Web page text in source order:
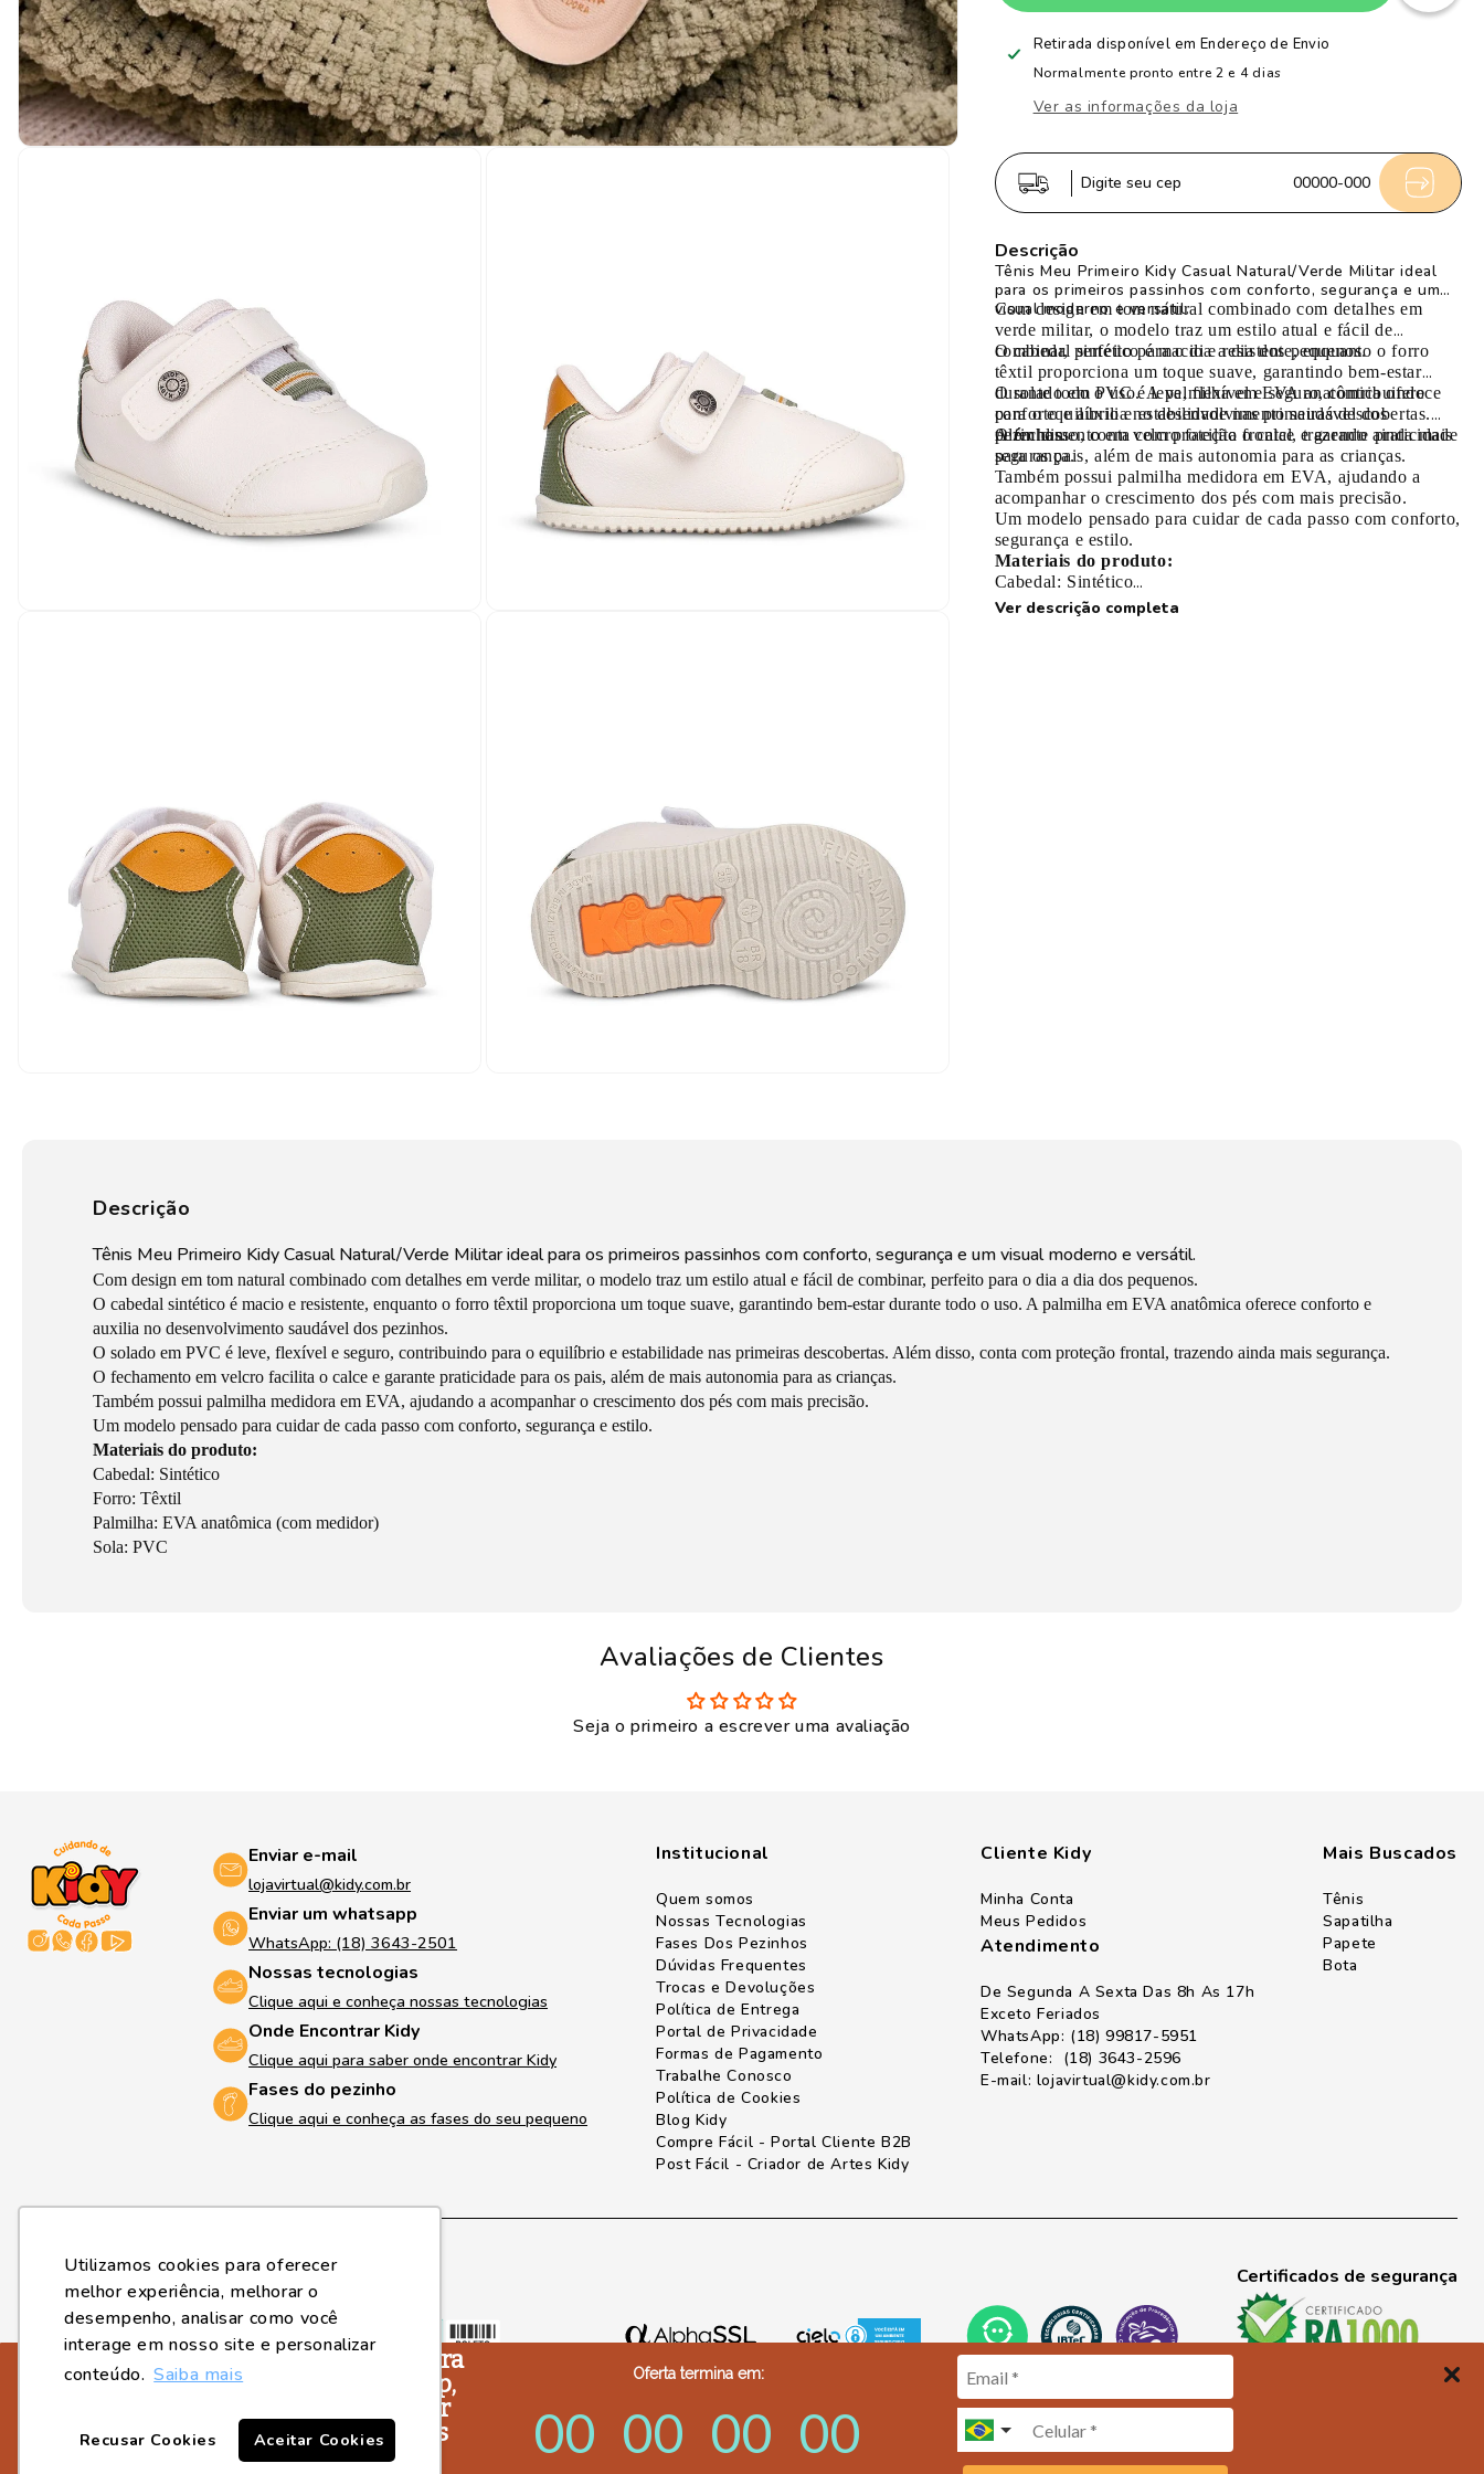
Você sabia que agora
a Kidy tem um App,
para você ficar por
dentro de todos os
lançamentos e
Oferta termina em:
00 00 00 00
Utilizamos cookies para oferecer
melhor experiência, melhorar o
desempenho, analisar como você
interage em nosso site e personalizar
conteúdo. Saiba mais
Recusar Cookies Aceitar Cookies
Tênis
Infantil
Menino
Casual
Bebê
Marfim
e
Militar
Tênis
Infantil
Menino
Casual
Bebê
Retirada disponível em Endereço de Envio
Normalmente pronto entre 2 e 4 dias
Ver as informações da loja
Digite seu cep 00000-000
Descrição
Tênis Meu Primeiro Kidy Casual Natural/Verde Militar ideal
para os primeiros passinhos com conforto, segurança e um
visual moderno e versátil.
Com design em tom natural combinado com detalhes em
verde militar, o modelo traz um estilo atual e fácil de
combinar, perfeito para o dia a dia dos pequenos.
O cabedal sintético é macio e resistente, enquanto o forro
têxtil proporciona um toque suave, garantindo bem-estar
durante todo o uso. A palmilha em EVA anatômica oferece
conforto e auxilia no desenvolvimento saudável dos
pezinhos.
O solado em PVC é leve, flexível e seguro, contribuindo
para o equilíbrio e estabilidade nas primeiras descobertas.
Além disso, conta com proteção frontal, trazendo ainda mais
segurança.
O fechamento em velcro facilita o calce e garante praticidade
para os pais, além de mais autonomia para as crianças.
Também possui palmilha medidora em EVA, ajudando a
acompanhar o crescimento dos pés com mais precisão.
Um modelo pensado para cuidar de cada passo com conforto,
segurança e estilo.
Materiais do produto:
Cabedal: Sintético
Forro: Têxtil
Ver descrição completa
Descrição
Tênis Meu Primeiro Kidy Casual Natural/Verde Militar ideal para os primeiros passinhos com conforto, segurança e um visual moderno e versátil.
Com design em tom natural combinado com detalhes em verde militar, o modelo traz um estilo atual e fácil de combinar, perfeito para o dia a dia dos pequenos.
O cabedal sintético é macio e resistente, enquanto o forro têxtil proporciona um toque suave, garantindo bem-estar durante todo o uso. A palmilha em EVA anatômica oferece conforto e
auxilia no desenvolvimento saudável dos pezinhos.
O solado em PVC é leve, flexível e seguro, contribuindo para o equilíbrio e estabilidade nas primeiras descobertas. Além disso, conta com proteção frontal, trazendo ainda mais segurança.
O fechamento em velcro facilita o calce e garante praticidade para os pais, além de mais autonomia para as crianças.
Também possui palmilha medidora em EVA, ajudando a acompanhar o crescimento dos pés com mais precisão.
Um modelo pensado para cuidar de cada passo com conforto, segurança e estilo.
Materiais do produto:
Cabedal: Sintético
Forro: Têxtil
Palmilha: EVA anatômica (com medidor)
Sola: PVC
Avaliações de Clientes
Seja o primeiro a escrever uma avaliação
Enviar e-mail
lojavirtual@kidy.com.br
Enviar um whatsapp
WhatsApp: (18) 3643-2501
Nossas tecnologias
Clique aqui e conheça nossas tecnologias
Onde Encontrar Kidy
Clique aqui para saber onde encontrar Kidy
Fases do pezinho
Clique aqui e conheça as fases do seu pequeno
Institucional
Quem somos
Nossas Tecnologias
Fases Dos Pezinhos
Dúvidas Frequentes
Trocas e Devoluções
Política de Entrega
Portal de Privacidade
Formas de Pagamento
Trabalhe Conosco
Política de Cookies
Blog Kidy
Compre Fácil - Portal Cliente B2B
Post Fácil - Criador de Artes Kidy
Cliente Kidy
Minha Conta
Meus Pedidos
Atendimento
De Segunda A Sexta Das 8h As 17h
Exceto Feriados
WhatsApp: (18) 99817-5951
Telefone: (18) 3643-2596
E-mail: lojavirtual@kidy.com.br
Mais Buscados
Tênis
Sapatilha
Papete
Bota
Formas de pagamento
Certificados de segurança
2023, © Kidy Calçados - Fone (18) 3643-2596 / Whatsapp (18) 3643-2501 - sak@kidy.com.br - CNPJ.: